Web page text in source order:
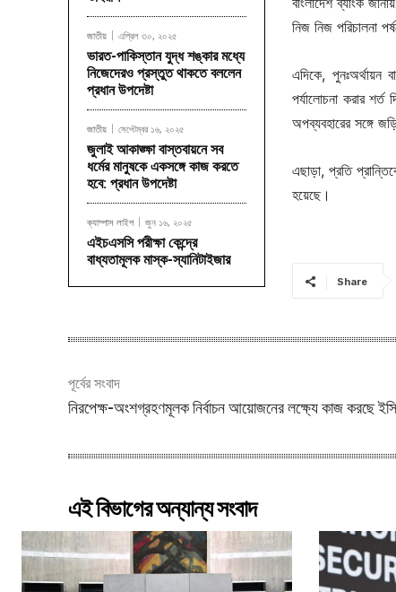
জাতীয় এপ্রিল ৩০, ২০২৫
ভারত-পাকিস্তান যুদ্ধ শঙ্কার মধ্যে
নিজেদেরও প্রস্তুত থাকতে বললেন
প্রধান উপদেষ্টা
জাতীয় সেপ্টেম্বর ১৬, ২০২৫
জুলাই আকাঙ্ক্ষা বাস্তবায়নে সব
ধর্মের মানুষকে একসঙ্গে কাজ করতে
হবে: প্রধান উপদেষ্টা
ক্যাম্পাস লাইপ জুন ১৬, ২০২৫
এইচএসসি পরীক্ষা কেন্দ্রে
বাধ্যতামূলক মাস্ক-স্যানিটাইজার
নিজ নিজ পরিচালনা
এদিকে, পুনঃঅর্থায়ন
পর্যালোচনা করার
অপব্যবহারের সঙ্গে
এছাড়া, প্রতি
হয়েছে।
Share
পূর্বের সংবাদ
নিরপেক্ষ-অংশগ্রহণমূলক নির্বাচন আয়োজনের লক্ষ্যে কাজ করছে ইসি
এই বিভাগের অন্যান্য সংবাদ